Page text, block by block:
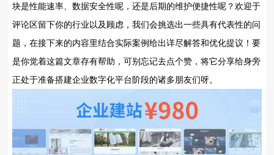
块是性能速率、数据安全性呢，还是后期的维护便捷性呢？欢迎于
评论区留下你的行业以及顾虑，我们会挑选出一些具有代表性的问
题，在接下来的内容里结合实际案例给出详尽解答和优化提议！要
是你觉着这篇文章存有帮助，可别忘记去点个赞，将它分享给身旁
正处于准备搭建企业数字化平台阶段的诸多朋友们呀。